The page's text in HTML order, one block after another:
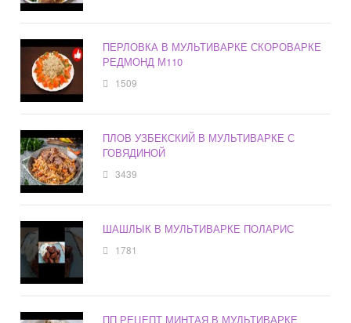
ПЕРЛОВКА В МУЛЬТИВАРКЕ СКОРОВАРКЕ
РЕДМОНД М110
1509
ПЛОВ УЗБЕКСКИЙ В МУЛЬТИВАРКЕ С
ГОВЯДИНОЙ
3439
ШАШЛЫК В МУЛЬТИВАРКЕ ПОЛАРИС
1781
ПП РЕЦЕПТ МИНТАЯ В МУЛЬТИВАРКЕ